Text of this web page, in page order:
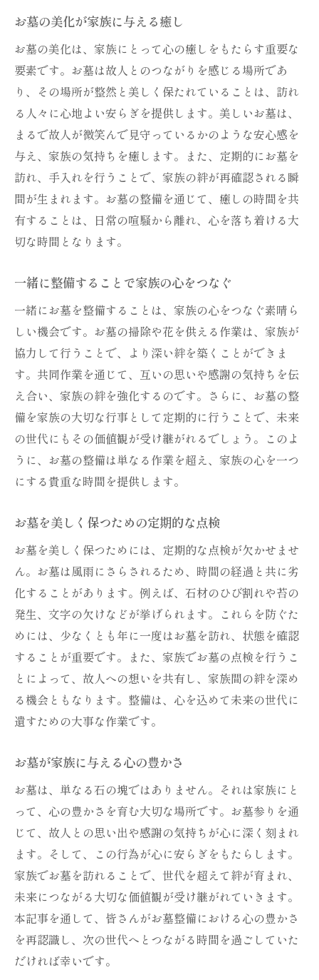
お墓の美化が家族に与える癒し
お墓の美化は、家族にとって心の癒しをもたらす重要な
要素です。お墓は故人とのつながりを感じる場所であ
り、その場所が整然と美しく保たれていることは、訪れ
る人々に心地よい安らぎを提供します。美しいお墓は、
まるで故人が微笑んで見守っているかのような安心感を
与え、家族の気持ちを癒します。また、定期的にお墓を
訪れ、手入れを行うことで、家族の絆が再確認される瞬
間が生まれます。お墓の整備を通じて、癒しの時間を共
有することは、日常の喧騒から離れ、心を落ち着ける大
切な時間となります。
一緒に整備することで家族の心をつなぐ
一緒にお墓を整備することは、家族の心をつなぐ素晴ら
しい機会です。お墓の掃除や花を供える作業は、家族が
協力して行うことで、より深い絆を築くことができま
す。共同作業を通じて、互いの思いや感謝の気持ちを伝
え合い、家族の絆を強化するのです。さらに、お墓の整
備を家族の大切な行事として定期的に行うことで、未来
の世代にもその価値観が受け継がれるでしょう。このよ
うに、お墓の整備は単なる作業を超え、家族の心を一つ
にする貴重な時間を提供します。
お墓を美しく保つための定期的な点検
お墓を美しく保つためには、定期的な点検が欠かせませ
ん。お墓は風雨にさらされるため、時間の経過と共に劣
化することがあります。例えば、石材のひび割れや苔の
発生、文字の欠けなどが挙げられます。これらを防ぐた
めには、少なくとも年に一度はお墓を訪れ、状態を確認
することが重要です。また、家族でお墓の点検を行うこ
とによって、故人への想いを共有し、家族間の絆を深め
る機会ともなります。整備は、心を込めて未来の世代に
遺すための大事な作業です。
お墓が家族に与える心の豊かさ
お墓は、単なる石の塊ではありません。それは家族にと
って、心の豊かさを育む大切な場所です。お墓参りを通
じて、故人との思い出や感謝の気持ちが心に深く刻まれ
ます。そして、この行為が心に安らぎをもたらします。
家族でお墓を訪れることで、世代を超えて絆が育まれ、
未来につながる大切な価値観が受け継がれていきます。
本記事を通して、皆さんがお墓整備における心の豊かさ
を再認識し、次の世代へとつながる時間を過ごしていた
だければ幸いです。